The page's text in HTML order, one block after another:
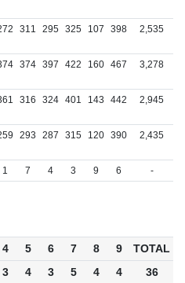
311 295 325 107 398 2,535
374 397 422 160 467 3,278
316 324 401 143 442 2,945
293 287 315 120 390 2,435
1 7 4 3 9 6 -
4 5 6 7 8 9
TOTAL
3 4 3 5 4 4 36